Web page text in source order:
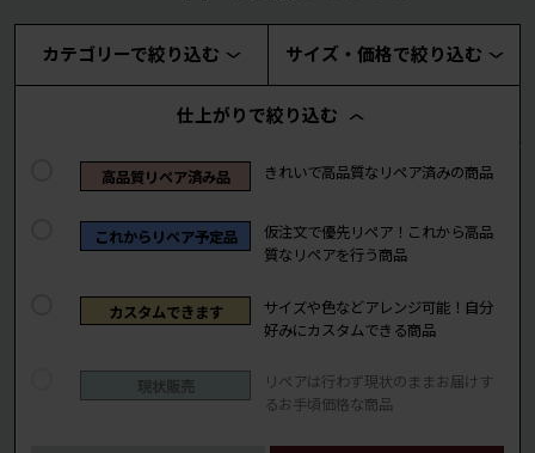
カテゴリーで絞り込む サイズ・価格で絞り込む
仕上がりで絞り込む
高品質リペア済み品 きれいで高品質なリペア済みの商品
これからリペア予定品
仮注文で優先リペア！これから高品
質なリペアを行う商品
カスタムできます
サイズや色などアレンジ可能！自分
好みにカスタムできる商品
現状販売
リペアは行わず現状のままお届けす
るお手頃価格な商品